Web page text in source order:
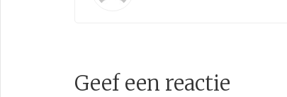
Geef een reactie